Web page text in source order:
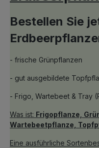
Bestellen Sie
- frische Grünpflanzen
- gut ausgebildete
- Frigo, Wartebeet & Tray
Was ist: Frigopflanze,
Wartebeetpflanze,
Eine ausführliche